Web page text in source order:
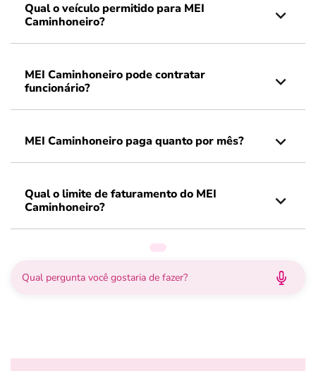
Qual o veículo permitido para MEI
Caminhoneiro?
MEI Caminhoneiro pode contratar
funcionário?
MEI Caminhoneiro paga quanto por mês?
Qual o limite de faturamento do MEI
Caminhoneiro?